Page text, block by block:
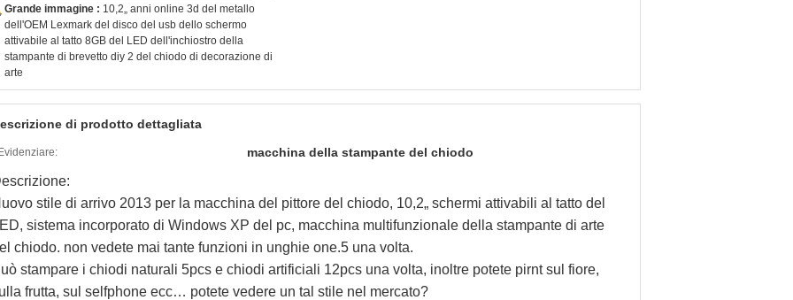
Grande immagine : 10,2„ anni online 3d del metallo
dell'OEM Lexmark del disco del usb dello schermo
attivabile al tatto 8GB del LED dell'inchiostro della
stampante di brevetto diy 2 del chiodo di decorazione di
arte
di prodotto dettagliata
Evidenziare: macchina della stampante del chiodo
stile di arrivo 2013 per la macchina del pittore del chiodo, 10,2„ schermi attivabili al tatto del
sistema incorporato di Windows XP del pc, macchina multifunzionale della stampante di arte
chiodo. non vedete mai tante funzioni in unghie one.5 una volta.
stampare i chiodi naturali 5pcs e chiodi artificiali 12pcs una volta, inoltre potete pirnt sul fiore,
frutta, sul selfphone ecc… potete vedere un tal stile nel mercato?